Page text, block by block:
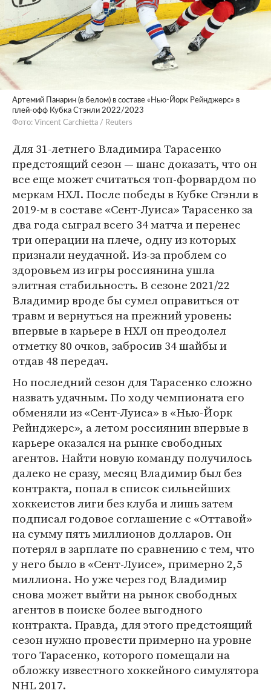
Артемий Панарин (в белом) в составе «Нью-Йорк Рейнджерс» в
плей-офф Кубка Стэнли 2022/2023
Фото: Vincent Carchietta / Reuters
Для 31-летнего Владимира Тарасенко
предстоящий сезон — шанс доказать, что он
все еще может считаться топ-форвардом по
меркам НХЛ. После победы в Кубке Стэнли в
2019-м в составе «Сент-Луиса» Тарасенко за
два года сыграл всего 34 матча и перенес
три операции на плече, одну из которых
признали неудачной. Из-за проблем со
здоровьем из игры россиянина ушла
элитная стабильность. В сезоне 2021/22
Владимир вроде бы сумел оправиться от
травм и вернуться на прежний уровень:
впервые в карьере в НХЛ он преодолел
отметку 80 очков, забросив 34 шайбы и
отдав 48 передач.
Но последний сезон для Тарасенко сложно
назвать удачным. По ходу чемпионата его
обменяли из «Сент-Луиса» в «Нью-Йорк
Рейнджерс», а летом россиянин впервые в
карьере оказался на рынке свободных
агентов. Найти новую команду получилось
далеко не сразу, месяц Владимир был без
контракта, попал в список сильнейших
хоккеистов лиги без клуба и лишь затем
подписал годовое соглашение с «Оттавой»
на сумму пять миллионов долларов. Он
потерял в зарплате по сравнению с тем, что
у него было в «Сент-Луисе», примерно 2,5
миллиона. Но уже через год Владимир
снова может выйти на рынок свободных
агентов в поиске более выгодного
контракта. Правда, для этого предстоящий
сезон нужно провести примерно на уровне
того Тарасенко, которого помещали на
обложку известного хоккейного симулятора
NHL 2017.